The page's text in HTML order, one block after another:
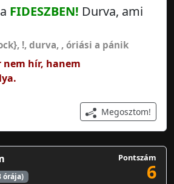
FIDESZBEN! Durva, ami
!, durva, , óriási a pánik
nem hír, hanem
Megosztom!
órája)
Pontszám
6